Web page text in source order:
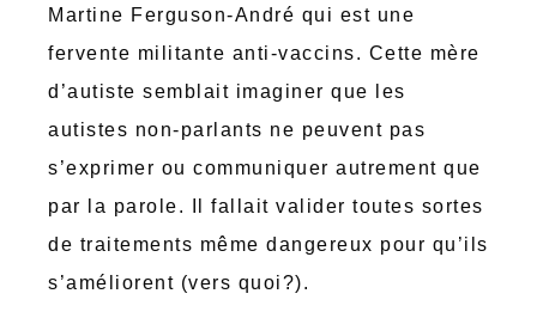
Martine Ferguson-André qui est une
fervente militante anti-vaccins. Cette mère
d’autiste semblait imaginer que les
autistes non-parlants ne peuvent pas
s’exprimer ou communiquer autrement que
par la parole. Il fallait valider toutes sortes
de traitements même dangereux pour qu’ils
s’améliorent (vers quoi?).